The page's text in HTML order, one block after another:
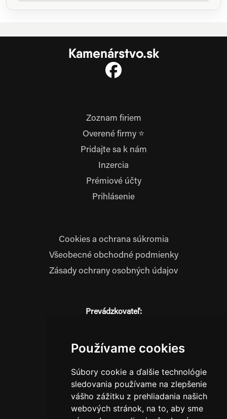
Používame cookies
Súbory cookie a ďalšie technológie
sledovania používame na zlepšenie
vášho zážitku z prehliadania našich
webových stránok, na to, aby sme
Kamenárstvo.sk
Zoznam firiem
Overené firmy ⭐
Pridajte sa k nám
Inzercia
Prémiové účty
Prihlásenie
Cookies a ochrana súkromia
Všeobecné obchodné podmienky
Zásady ochrany osobných údajov
Prevádzkovateľ:
014 01 Bytča
DIČ: 2121076738
0911 955 646